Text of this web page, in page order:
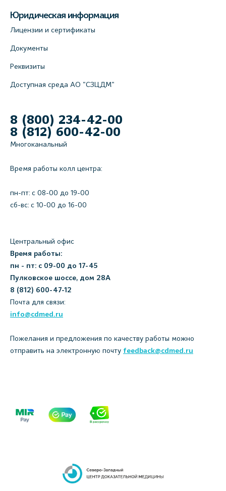
Юридическая информация
Лицензии и сертификаты
Документы
Реквизиты
Доступная среда АО "СЗЦДМ"
8 (800) 234-42-00
8 (812) 600-42-00
Многоканальный
Время работы колл центра:
пн-пт: c 08-00 до 19-00
сб-вс: с 10-00 до 16-00
Центральный офис
Время работы:
пн - пт: с 09-00 до 17-45
Пулковское шоссе, дом 28А
8 (812) 600-47-12
Почта для связи:
info@cdmed.ru
Пожелания и предложения по качеству работы можно
отправить на электронную почту feedback@cdmed.ru